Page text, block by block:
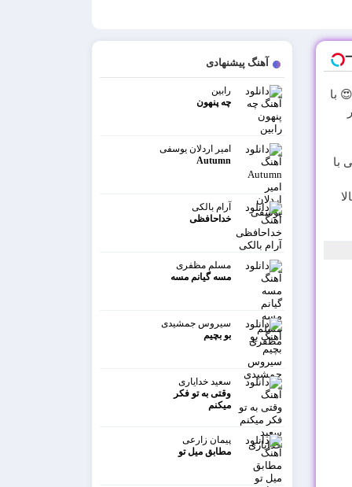
با
با
آهنگ پیشنهادی
رابین
چه پنهون
امیر اردلان یوسفی
Autumn
آرام بالکی
خداحافظی
مسلم مظفری
مسه گیانم مسه
سیروس جمشیدی
بو بچیم
سعید خدایاری
وقتی به تو فکر
میکنم
پیمان زارعی
مطابق میل تو